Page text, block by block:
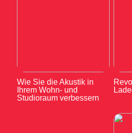
Wie Sie die Akustik in
Ihrem Wohn- und
Studioraum verbessern